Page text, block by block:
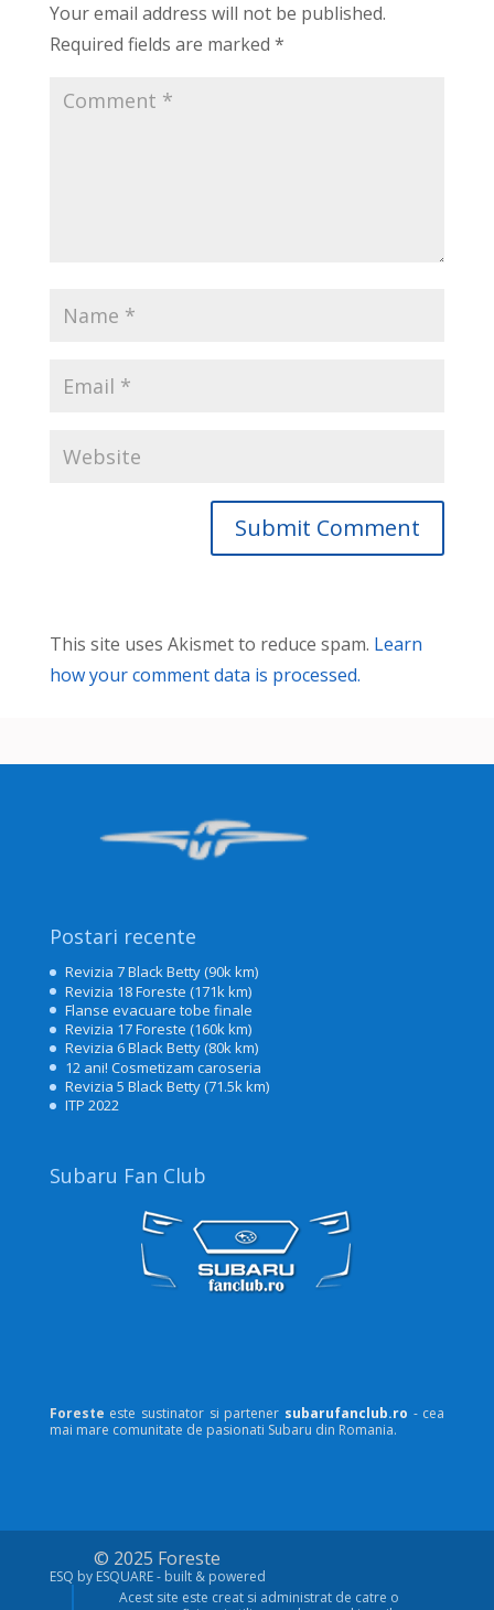
Your email address will not be published.
Required fields are marked *
This site uses Akismet to reduce spam. Learn
how your comment data is processed.
Postari recente
Revizia 7 Black Betty (90k km)
Revizia 18 Foreste (171k km)
Flanse evacuare tobe finale
Revizia 17 Foreste (160k km)
Revizia 6 Black Betty (80k km)
12 ani! Cosmetizam caroseria
Revizia 5 Black Betty (71.5k km)
ITP 2022
Subaru Fan Club
Foreste este sustinator si partener subarufanclub.ro - cea
mai mare comunitate de pasionati Subaru din Romania.
© 2025 Foreste
ESQ by ESQUARE - built & powered
Acest site este creat si administrat de catre o